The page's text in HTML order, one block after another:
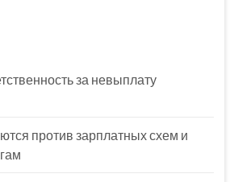
за невыплату
против зарплатных схем и